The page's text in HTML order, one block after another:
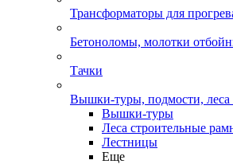
Трансформаторы для
Бетоноломы, молотки
Тачки
Вышки-туры, подмости, леса
Вышки-туры
Леса строительные
Лестницы
Еще